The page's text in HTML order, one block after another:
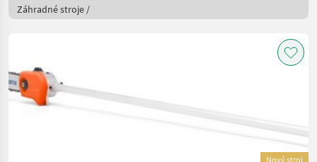
Záhradné stroje /
Nový stroj